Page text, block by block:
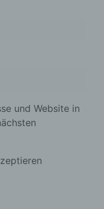
und Website in